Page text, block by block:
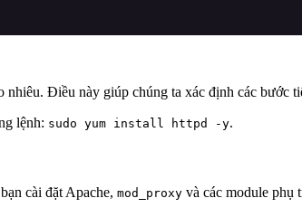
Điều này giúp chúng ta xác định các bước
lệnh: sudo yum install httpd -y.
cài đặt Apache, mod_proxy và các module phụ